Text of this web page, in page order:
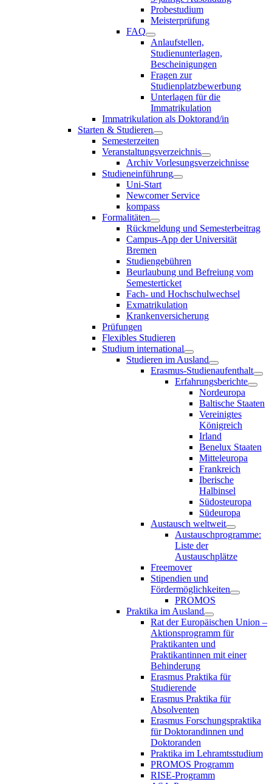
Probestudium
Meisterprüfung
FAQ
Anlaufstellen,
Studienunterlagen,
Bescheinigungen
Fragen zur
Studienplatzbewerbung
Unterlagen für die
Immatrikulation
Immatrikulation als Doktorand/in
Starten & Studieren
Semesterzeiten
Veranstaltungsverzeichnis
Archiv Vorlesungsverzeichnisse
Studieneinführung
Uni-Start
Newcomer Service
kompass
Formalitäten
Rückmeldung und Semesterbeitrag
Campus-App der Universität
Bremen
Studiengebühren
Beurlaubung und Befreiung vom
Semesterticket
Fach- und Hochschulwechsel
Exmatrikulation
Krankenversicherung
Prüfungen
Flexibles Studieren
Studium international
Studieren im Ausland
Erasmus-Studienaufenthalt
Erfahrungsberichte
Nordeuropa
Baltische Staaten
Vereinigtes
Königreich
Irland
Benelux Staaten
Mitteleuropa
Frankreich
Iberische
Halbinsel
Südosteuropa
Südeuropa
Austausch weltweit
Austauschprogramme:
Liste der
Austauschplätze
Freemover
Stipendien und
Fördermöglichkeiten
PROMOS
Praktika im Ausland
Rat der Europäischen Union –
Aktionsprogramm für
Praktikanten und
Praktikantinnen mit einer
Behinderung
Erasmus Praktika für
Studierende
Erasmus Praktika für
Absolventen
Erasmus Forschungspraktika
für Doktorandinnen und
Doktoranden
Praktika im Lehramtsstudium
PROMOS Programm
RISE-Programm